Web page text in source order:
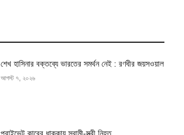
শেখ হাসিনার বক্তব্যে ভারতের সমর্থন নেই : রণধীর জয়সওয়াল
আগস্ট ৭, ২০২৬
প্রাইভেট কারের ধাক্কায় স্বামী-স্ত্রী নিহত